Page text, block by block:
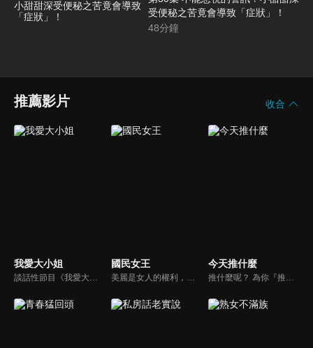
受便秘之苦竟會導致「症狀」！
48分鐘
推薦影片 收合
我愛大小姐 國民女王 今天推什麼